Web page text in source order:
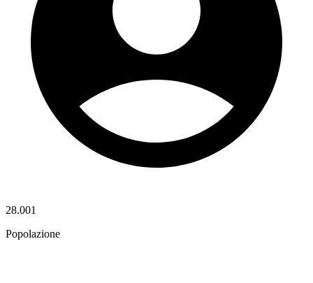
28.001
Popolazione